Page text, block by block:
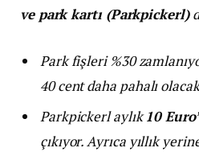
ve park kartı (Parkpickerl)
Park fişleri %30
40 cent daha pahalı
Parkpickerl aylık10
çıkıyor. Ayrıca yıllık